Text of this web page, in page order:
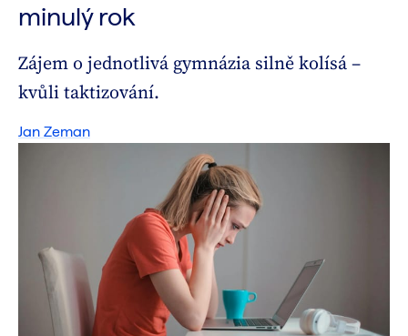
minulý rok
Zájem o jednotlivá gymnázia silně kolísá –
kvůli taktizování.
Jan Zeman